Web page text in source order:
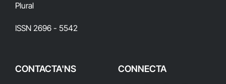
Plural
ISSN 2696 - 5542
CONTACTA'NS CONNECTA